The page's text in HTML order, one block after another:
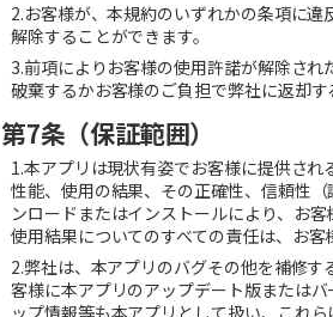
2.お客様が、本規約のいずれかの条項に
解除することができます。
3.前項によりお客様の使用許諾が解除さ
破棄するかお客様のご負担で弊社に返却
第7条（保証範囲）
1.本アプリは現状有姿でお客様に提供され
性能、使用の結果、その正確性、信頼性
ンロードまたはインストールにより、お
使用結果についてのすべての責任は、お客
2.弊社は、本アプリのバグその他を補修
客様に本アプリのアップデート版または
ップ情報等も本アプリとして扱い、これら